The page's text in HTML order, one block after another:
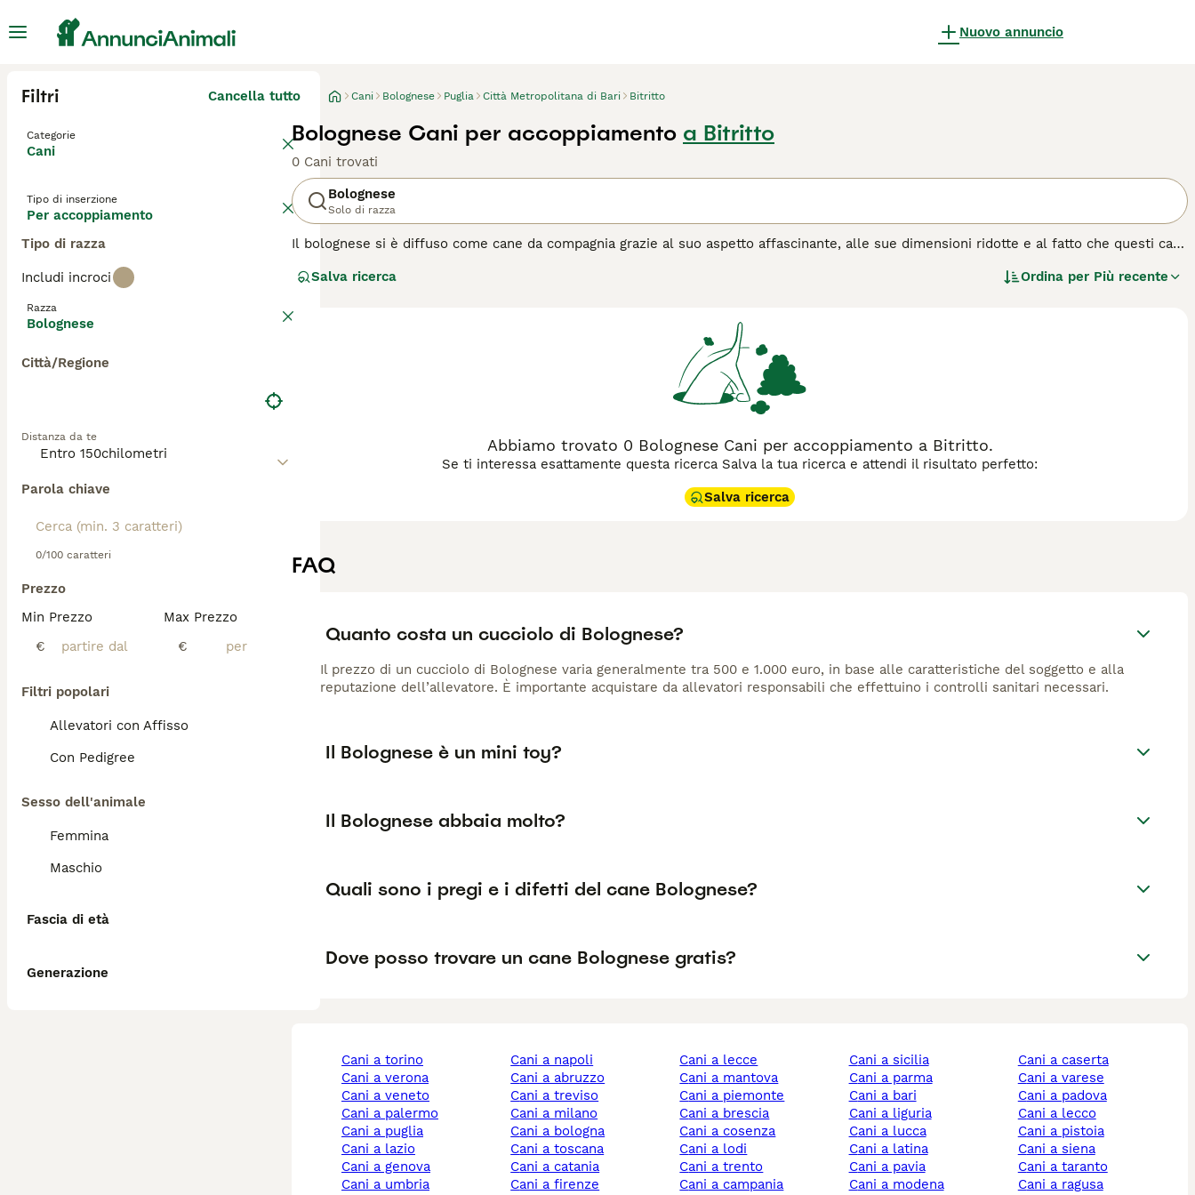
Nuovo annuncio
Filtri Cancella tutto
Categorie
Cani
Tipo di inserzione
Per accoppiamento
Tipo di razza
Includi incroci
Razza
Bolognese
Città/Regione
Distanza da te
Parola chiave
0/100 caratteri
Prezzo
Min Prezzo
€
Max Prezzo
€
Filtri popolari
Allevatori con Affisso
Con Pedigree
Sesso dell'animale
Femmina
Maschio
Fascia di età
Generazione
Cani Bolognese Puglia Città Metropolitana di Bari Bitritto
Bolognese Cani per accoppiamento a Bitritto
0 Cani trovati
Bolognese
Solo di razza
Il bolognese si è diffuso come cane da compagnia grazie al suo aspetto affascinante, alle sue dimensioni ridotte e al fatto che questi cani
cani da compagnia. Sono conosciuti per la loro intelligenza, lealtà e il fatto che sono estremamente adattabili e possono vivere
per informazioni su questa razza di cane.
Salva ricerca Ordina per Più recente
Abbiamo trovato 0 Bolognese Cani per accoppiamento a Bitritto.
Se ti interessa esattamente questa ricerca Salva la tua ricerca e attendi il risultato perfetto:
Salva ricerca
FAQ
Quanto costa un cucciolo di Bolognese?
Il prezzo di un cucciolo di Bolognese varia generalmente tra 500 e 1.000 euro, in base alle caratteristiche del soggetto e alla
reputazione dell’allevatore. È importante acquistare da allevatori responsabili che effettuino i controlli sanitari necessari.
Il Bolognese è un mini toy?
Il Bolognese abbaia molto?
Quali sono i pregi e i difetti del cane Bolognese?
Dove posso trovare un cane Bolognese gratis?
cani a torino
cani a verona
cani a veneto
cani a palermo
cani a puglia
cani a lazio
cani a genova
cani a umbria
cani a napoli
cani a abruzzo
cani a treviso
cani a milano
cani a bologna
cani a toscana
cani a catania
cani a firenze
cani a lecce
cani a mantova
cani a piemonte
cani a brescia
cani a cosenza
cani a lodi
cani a trento
cani a campania
cani a sicilia
cani a parma
cani a bari
cani a liguria
cani a lucca
cani a latina
cani a pavia
cani a modena
cani a caserta
cani a varese
cani a padova
cani a lecco
cani a pistoia
cani a siena
cani a taranto
cani a ragusa